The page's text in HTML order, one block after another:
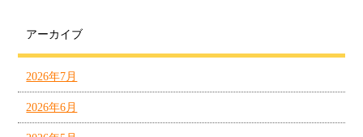
アーカイブ
2026年7月
2026年6月